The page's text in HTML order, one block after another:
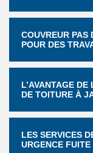
COUVREUR PAS
POUR DES
L’AVANTAGE
DE TOITURE À
LES SERVICES
URGENCE